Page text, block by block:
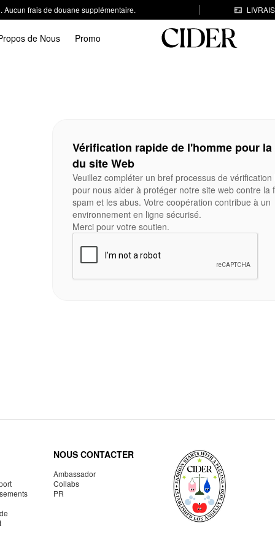
Aucun frais de douane supplémentaire.
de Nous Promo
Vérification rapide de l'homme pour
du site Web
Veuillez compléter un bref processus de vérification
pour nous aider à protéger notre site web contre la
spam et les abus. Votre coopération contribue à un
environnement en ligne sécurisé.
Merci pour votre soutien.
NOUS CONTACTER
Ambassador
Collabs
PR